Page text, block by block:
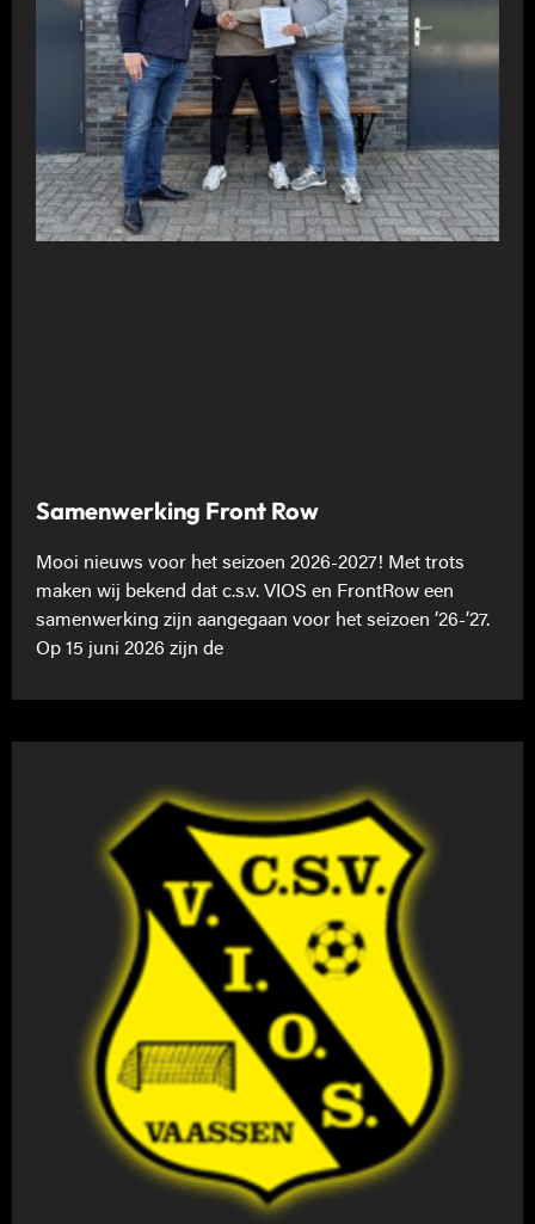
Samenwerking Front Row
Mooi nieuws voor het seizoen 2026-2027! Met trots
maken wij bekend dat c.s.v. VIOS en FrontRow een
samenwerking zijn aangegaan voor het seizoen ’26-’27.
Op 15 juni 2026 zijn de